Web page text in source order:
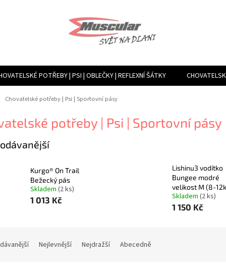
POTŘEBY | PSI | OBLEČKY | REFLEXNÍ ŠÁTKY
VLHKOSTI, VENTILACE, FILTRY | MLHOVAČE A ROSÍCÍ ZAŘÍZENÍ
Chovatelské potřeby | Psi | Sportovní pásy
potřeby | Psi | Sportovní pásy
Kurgo® On Trail
Bežecký pás
Skladem (2 ks)
1 013 Kč
Lishinu3 vodítko
Bungee modré
velikost M (8-
Skladem (2 ks)
1 150 Kč
Nejlevnější Nejdražší Abecedně